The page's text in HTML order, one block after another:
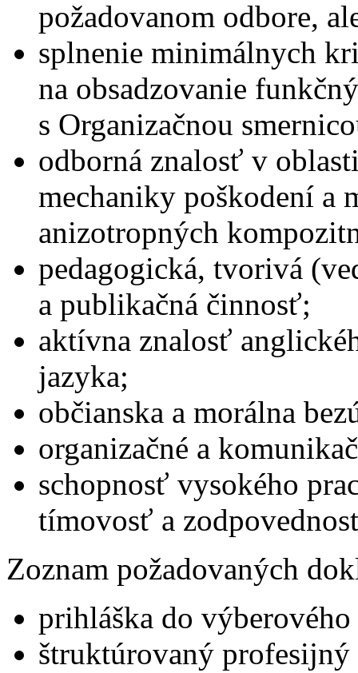
požadovanom odbore,
splnenie minimálnych
na obsadzovanie
s Organizačnou
odborná znalosť v
mechaniky poškodení a
anizotropných
pedagogická, tvorivá
a publikačná činnosť;
aktívna znalosť
jazyka;
občianska a morálna
organizačné a
schopnosť vysokého
tímovosť a
Zoznam požadovaných
prihláška do
štruktúrovaný